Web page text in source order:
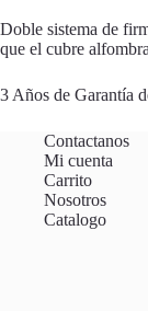
Doble sistema de
que el cubre
3 Años de Garantía
Contactanos
Mi cuenta
Carrito
Nosotros
Catalogo